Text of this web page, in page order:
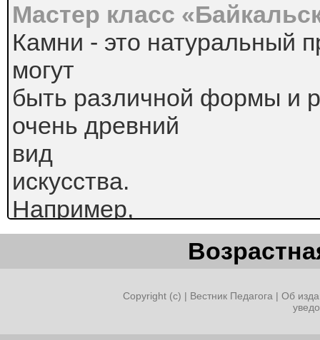
Мастер класс
Камни - это натуральный
могут
быть различной формы и
очень древний
вид
искусства.
Например,
на
Copyright (c) | Вестник Педагога | Об